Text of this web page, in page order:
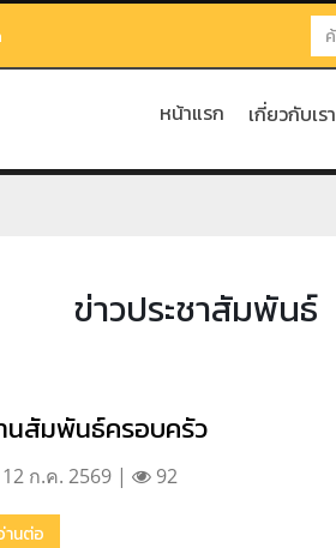
หน้าแรก เกี่ยวกับเรา
ข่าวประชาสัมพันธ์
นสัมพันธ์ครอบครัว
12 ก.ค. 2569 | 92
านต่อ